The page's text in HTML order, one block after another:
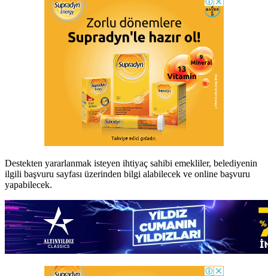
Destekten yararlanmak isteyen ihtiyaç sahibi emekliler, belediyenin
ilgili başvuru sayfası üzerinden bilgi alabilecek ve online başvuru
yapabilecek.